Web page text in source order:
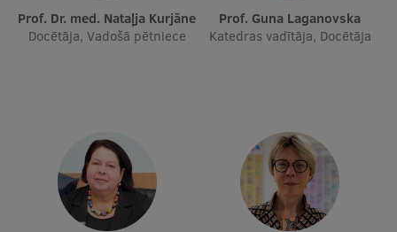
Prof. Dr. med. Nataļja Kurjāne
Docētāja, Vadošā pētniece
Prof. Guna Laganovska
Katedras vadītāja, Docētāja